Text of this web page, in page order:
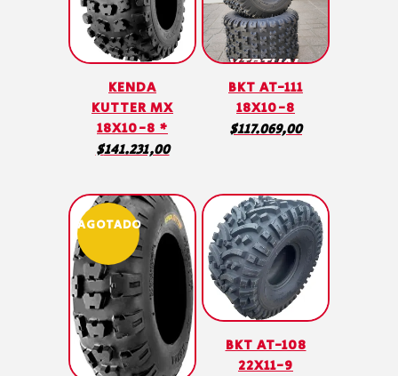
KENDA
KUTTER MX
18X10-8 *
$141.231,00
BKT AT-111
18X10-8
$117.069,00
AGOTADO
BKT AT-108
22X11-9